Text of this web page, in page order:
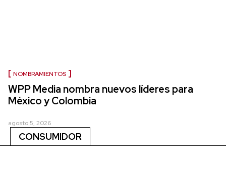
NOMBRAMIENTOS
WPP Media nombra nuevos líderes para
México y Colombia
agosto 5, 2026
CONSUMIDOR